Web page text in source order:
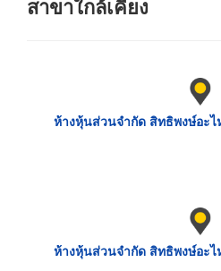
สาขาใกล้เคียง
ห้างหุ้นส่วนจำกัด สิทธิพงษ์อะ
ห้างหุ้นส่วนจำกัด สิทธิพงษ์อะ